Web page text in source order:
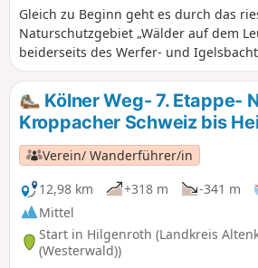
Gleich zu Beginn geht es durch das
Naturschutzgebiet „Wälder auf dem
beiderseits des Werfer- und
am Höhenweg über Herchen und
Eichen an der Sieg bei Stromberg. Von
abwechslungsreichen Naturlandschaft
sein. Es gibt Geschichtliches, es gibt
und unendlich viele Details.
mächtige Buchen, das Spektakel der
und Bäumen.
Kölner Weg- 7. Etappe-
Kroppacher Schweiz bis
Verein/ Wanderführer/in
12,98 km
+318 m -341 m
Mittel
Start in Hilgenroth (Landkreis
(Westerwald))